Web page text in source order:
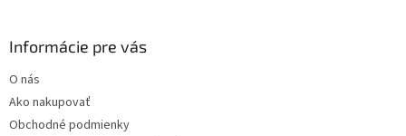
Informácie pre vás
O nás
Ako nakupovať
Obchodné podmienky